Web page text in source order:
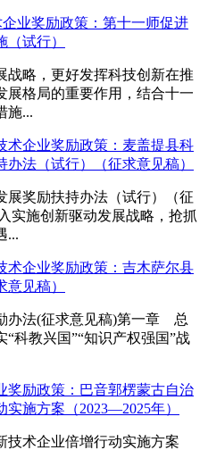
业奖励政策：第十一师促进
试行）
战略，更好发挥科技创新在推
展格局的重要作用，结合十一
施...
术企业奖励政策：麦盖提县科
法（试行）（征求意见稿）
展奖励扶持办法（试行）（征
实施创新驱动发展战略，抢抓
...
术企业奖励政策：吉木萨尔县
见稿）
办法(征求意见稿)第一章 总
科教兴国”“知识产权强国”战
奖励政策：巴音郭楞蒙古自治
施方案（2023—2025年）
技术企业倍增行动实施方案